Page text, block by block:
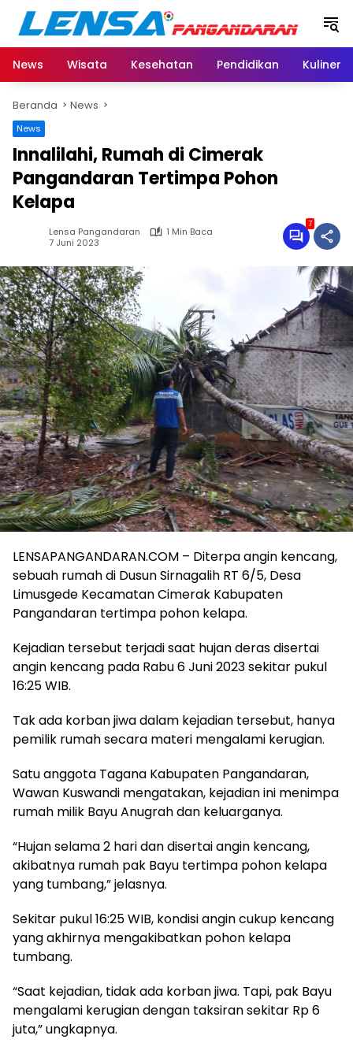
Langsung
konten
News
Wisata Kesehatan Pendidikan Kuliner
Beranda News
News
Innalilahi, Rumah di Cimerak
Pangandaran Tertimpa Pohon
Kelapa
Lensa Pangandaran
1 Min Baca
7 Juni 2023
7
LENSAPANGANDARAN.COM – Diterpa angin kencang,
sebuah rumah di Dusun Sirnagalih RT 6/5, Desa
Limusgede Kecamatan Cimerak Kabupaten
Pangandaran tertimpa pohon kelapa.
Kejadian tersebut terjadi saat hujan deras disertai
angin kencang pada Rabu 6 Juni 2023 sekitar pukul
16:25 WIB.
Tak ada korban jiwa dalam kejadian tersebut, hanya
pemilik rumah secara materi mengalami kerugian.
Satu anggota Tagana Kabupaten Pangandaran,
Wawan Kuswandi mengatakan, kejadian ini menimpa
rumah milik Bayu Anugrah dan keluarganya.
“Hujan selama 2 hari dan disertai angin kencang,
akibatnya rumah pak Bayu tertimpa pohon kelapa
yang tumbang,” jelasnya.
Sekitar pukul 16:25 WIB, kondisi angin cukup kencang
yang akhirnya mengakibatkan pohon kelapa
tumbang.
“Saat kejadian, tidak ada korban jiwa. Tapi, pak Bayu
mengalami kerugian dengan taksiran sekitar Rp 6
juta,” ungkapnya.